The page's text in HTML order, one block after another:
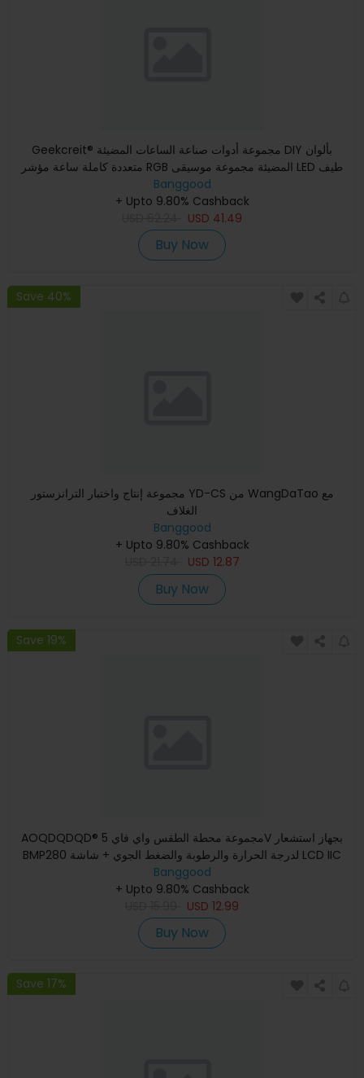
Geekcreit® مجموعة أدوات صناعة الساعات المضيئة DIY بألوان
متعددة كاملة ساعة مؤشر RGB المضيئة مجموعة موسيقى LED طيف
Banggood
+ Upto 9.80% Cashback
USD 41.49
Buy Now
Save 40%
مجموعة إنتاج واختبار الترانزستور YD-CS من WangDaTao مع
الغلاف
Banggood
+ Upto 9.80% Cashback
USD 12.87
Buy Now
Save 19%
AOQDQDQD® مجموعة محطة الطقس واي فاي 5V بجهاز استشعار
BMP280 لدرجة الحرارة والرطوبة والضغط الجوي + شاشة LCD IIC
OLED 0.96
Banggood
+ Upto 9.80% Cashback
USD 12.99
Buy Now
Save 17%